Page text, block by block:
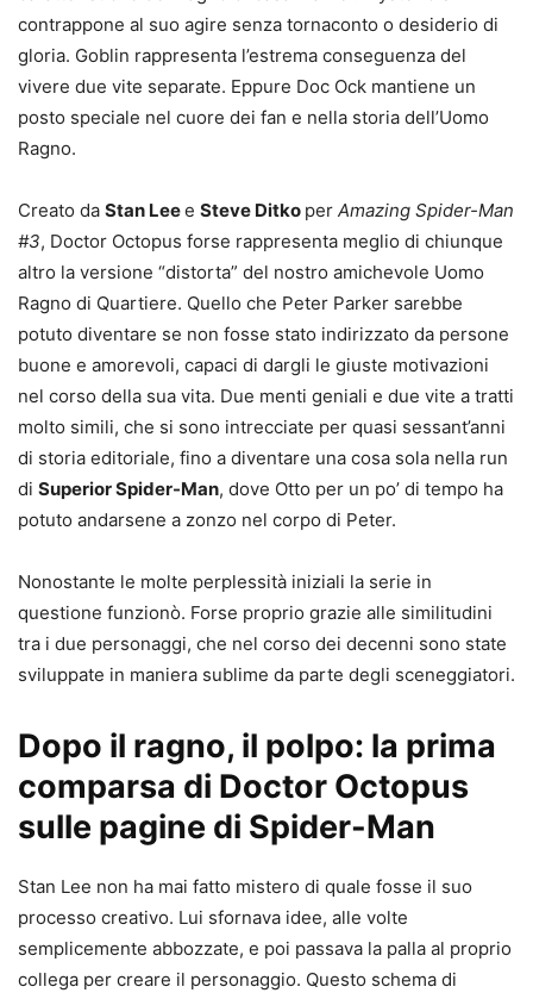
contrappone al suo agire senza tornaconto o desiderio di
gloria. Goblin rappresenta l’estrema conseguenza del
vivere due vite separate. Eppure Doc Ock mantiene un
posto speciale nel cuore dei fan e nella storia dell’Uomo
Ragno.
Creato da Stan Leee Steve Ditko per Amazing Spider-Man
#3, Doctor Octopus forse rappresenta meglio di chiunque
altro la versione “distorta” del nostro amichevole Uomo
Ragno di Quartiere. Quello che Peter Parker sarebbe
potuto diventare se non fosse stato indirizzato da persone
buone e amorevoli, capaci di dargli le giuste motivazioni
nel corso della sua vita. Due menti geniali e due vite a tratti
molto simili, che si sono intrecciate per quasi sessant’anni
di storia editoriale, fino a diventare una cosa sola nella run
di Superior Spider-Man, dove Otto per un po’ di tempo ha
potuto andarsene a zonzo nel corpo di Peter.
Nonostante le molte perplessità iniziali la serie in
questione funzionò. Forse proprio grazie alle similitudini
tra i due personaggi, che nel corso dei decenni sono state
sviluppate in maniera sublime da parte degli sceneggiatori.
Dopo il ragno, il polpo: la prima
comparsa di Doctor Octopus
sulle pagine di Spider-Man
Stan Lee non ha mai fatto mistero di quale fosse il suo
processo creativo. Lui sfornava idee, alle volte
semplicemente abbozzate, e poi passava la palla al proprio
collega per creare il personaggio. Questo schema di